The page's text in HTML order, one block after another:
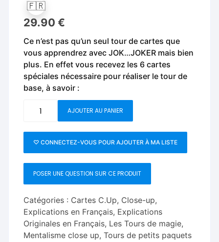
🇫🇷
29.90€
Ce n’est pas qu’un seul tour de cartes que
vous apprendrez avec JOK…JOKER mais bien
plus. En effet vous recevez les 6 cartes
spéciales nécessaire pour réaliser le tour de
base, à savoir :
Damien
Vappereau
AJOUTER AU PANIER
♡ CONNECTEZ-VOUS POUR AJOUTER À MA LISTE
POSER UNE QUESTION SUR CE PRODUIT
Catégories : Cartes C.Up, Close-up,
Explications en Français, Explications
Originales en Français, Les Tours de magie,
Mentalisme close up,Tours de petits paquets